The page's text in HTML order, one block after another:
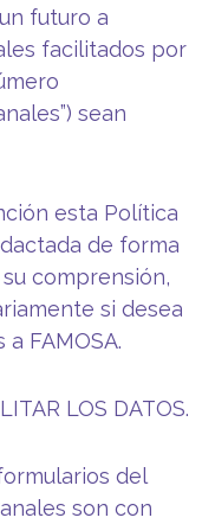
futuro a
facilitados por
sean
esta Política
de forma
comprensión,
si desea
FAMOSA.
LOS DATOS.
del
son con